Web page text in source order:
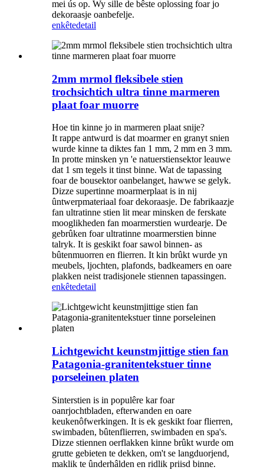
mei ús op. Wy sille de bêste oplossing foar jo
dekoraasje oanbefelje.
enkêtedetail
2mm mrmol fleksibele stien
trochsichtich ultra tinne marmeren
plaat foar muorre
Hoe tin kinne jo in marmeren plaat snije?
It rappe antwurd is dat moarmer en granyt snien
wurde kinne ta diktes fan 1 mm, 2 mm en 3 mm.
In protte minsken yn 'e natuerstiensektor leauwe
dat 1 sm tegels it tinst binne. Wat de tapassing
foar de bousektor oanbelanget, hawwe se gelyk.
Dizze supertinne moarmerplaat is in nij
ûntwerpmateriaal foar dekoraasje. De fabrikaazje
fan ultratinne stien lit mear minsken de ferskate
mooglikheden fan moarmerstien wurdearje. De
gebrûken foar ultratinne moarmerstien binne
talryk. It is geskikt foar sawol binnen- as
bûtenmuorren en flierren. It kin brûkt wurde yn
meubels, ljochten, plafonds, badkeamers en oare
plakken neist tradisjonele stiennen tapassingen.
enkêtedetail
Lichtgewicht keunstmjittige stien fan
Patagonia-granitentekstuer tinne
porseleinen platen
Sinterstien is in populêre kar foar
oanrjochtbladen, efterwanden en oare
keukenôfwerkingen. It is ek geskikt foar flierren,
swimbaden, bûtenflierren, swimbaden en spa's.
Dizze stiennen oerflakken kinne brûkt wurde om
grutte gebieten te dekken, om't se langduorjend,
maklik te ûnderhâlden en ridlik priisd binne.